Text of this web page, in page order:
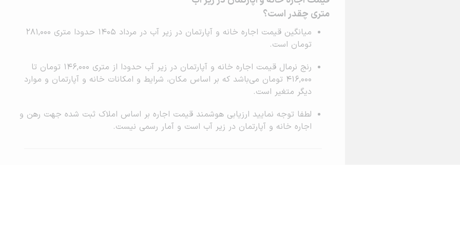
متری چقدر است؟
میانگین قیمت اجاره خانه و آپارتمان در زیر آب در مرداد 1405 حدودا متری 281,000
تومان است.
رنج نرمال قیمت اجاره خانه و آپارتمان در زیر آب حدودا از متری 146,000 تومان تا
416,000 تومان می‌باشد که بر اساس مکان، شرایط و امکانات خانه و آپارتمان و موارد
دیگر متغیر است.
لطفا توجه نمایید ارزیابی هوشمند قیمت اجاره بر اساس املاک ثبت شده جهت رهن و
اجاره خانه و آپارتمان در زیر آب است و آمار رسمی نیست.